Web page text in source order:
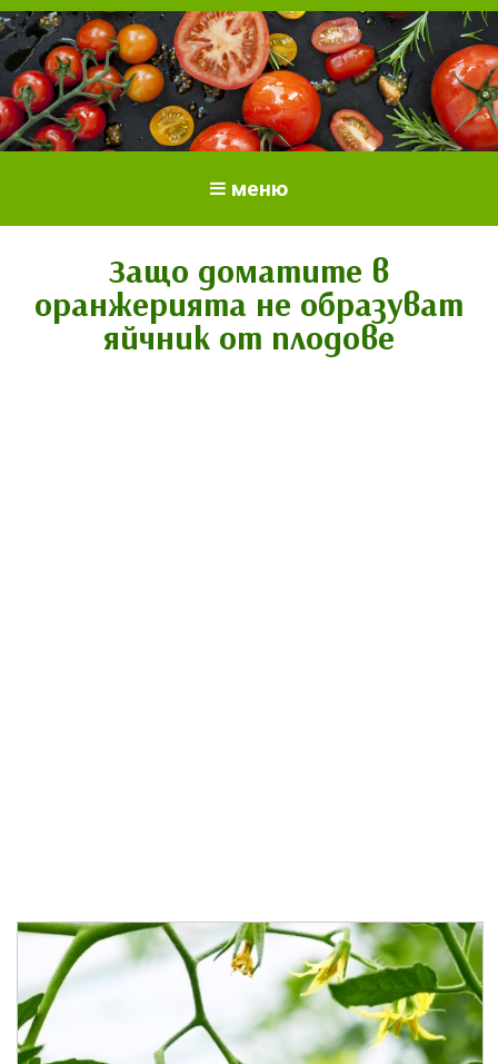
Отглеждане на домати.
Сортове и разсад.
меню
Защо доматите в
оранжерията не образуват
яйчник от плодове